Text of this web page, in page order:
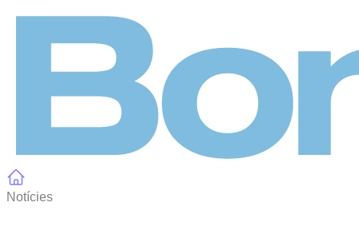
Notícies